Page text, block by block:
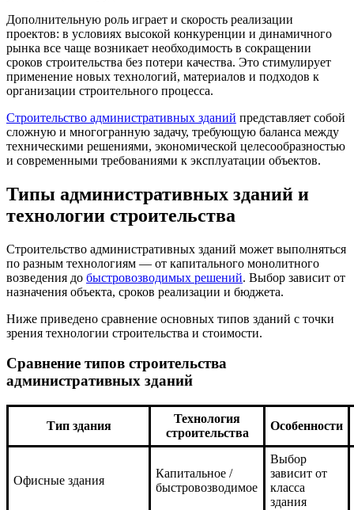
Дополнительную роль играет и скорость реализации
проектов: в условиях высокой конкуренции и динамичного
рынка все чаще возникает необходимость в сокращении
сроков строительства без потери качества. Это стимулирует
применение новых технологий, материалов и подходов к
организации строительного процесса.
Строительство административных зданий представляет собой
сложную и многогранную задачу, требующую баланса между
техническими решениями, экономической целесообразностью
и современными требованиями к эксплуатации объектов.
Типы административных зданий и
технологии строительства
Строительство административных зданий может выполняться
по разным технологиям — от капитального монолитного
возведения до быстровозводимых решений. Выбор зависит от
назначения объекта, сроков реализации и бюджета.
Ниже приведено сравнение основных типов зданий с точки
зрения технологии строительства и стоимости.
Сравнение типов строительства
административных зданий
Тип здания
Технология
строительства
Особенности
Офисные здания
Капитальное /
быстровозводимое
Выбор
зависит от
класса
здания